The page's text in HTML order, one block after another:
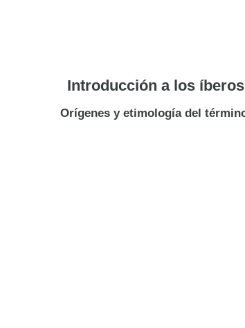
Introducción a los íberos
Orígenes y etimología del